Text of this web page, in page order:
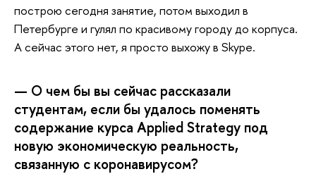
построю сегодня занятие, потом выходил в
Петербурге и гулял по красивому городу до корпуса.
А сейчас этого нет, я просто выхожу в Skype.
— О чем бы вы сейчас рассказали
студентам, если бы удалось поменять
содержание курса Applied Strategy под
новую экономическую реальность,
связанную с коронавирусом?